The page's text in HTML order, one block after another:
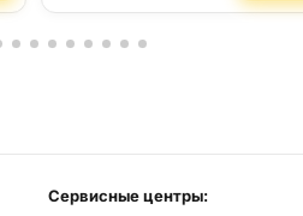
Сервисные центры: